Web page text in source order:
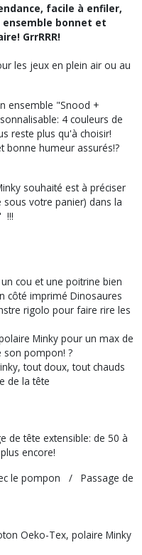
facile à enfiler,
bonnet et
GrrRRR!
les jeux en plein air ou au
ensemble "Snood +
4 couleurs de
reste plus qu'à choisir!
bonne humeur assurés!?
souhaité est à préciser
votre panier) dans la
!!!
cou et une poitrine bien
côté imprimé Dinosaures
rigolo pour faire rire les
Minky pour un max de
son pompon! ?
tout doux, tout chauds
de la tête
tête extensible: de 50 à
encore!
le pompon / Passage de
Oeko-Tex, polaire Minky